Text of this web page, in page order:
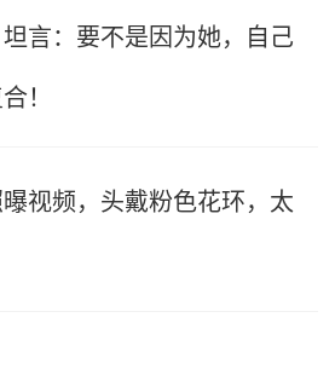
言：要不是因为她，自己
！
视频，头戴粉色花环，太